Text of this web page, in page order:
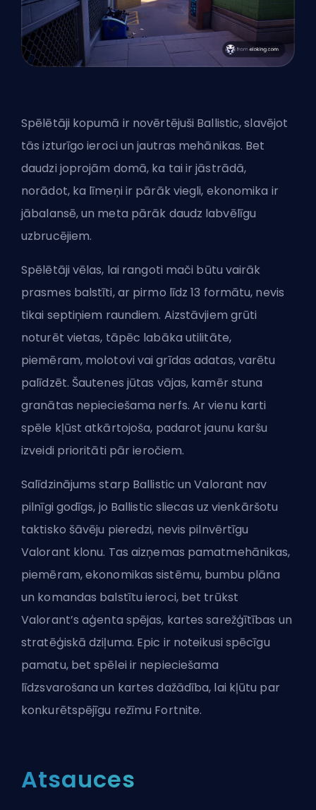
Spēlētāji kopumā ir novērtējuši Ballistic, slavējot
tās izturīgo ieroci un jautras mehānikas. Bet
daudzi joprojām domā, ka tai ir jāstrādā,
norādot, ka līmeņi ir pārāk viegli, ekonomika ir
jābalansē, un meta pārāk daudz labvēlīgu
uzbrucējiem.
Spēlētāji vēlas, lai rangoti mači būtu vairāk
prasmes balstīti, ar pirmo līdz 13 formātu, nevis
tikai septiņiem raundiem. Aizstāvjiem grūti
noturēt vietas, tāpēc labāka utilitāte,
piemēram, molotovi vai grīdas adatas, varētu
palīdzēt. Šautenes jūtas vājas, kamēr stuna
granātas nepieciešama nerfs. Ar vienu karti
spēle kļūst atkārtojoša, padarot jaunu karšu
izveidi prioritāti pār ieročiem.
Salīdzinājums starp Ballistic un Valorant nav
pilnīgi godīgs, jo Ballistic sliecas uz vienkāršotu
taktisko šāvēju pieredzi, nevis pilnvērtīgu
Valorant klonu. Tas aizņemas pamatmehānikas,
piemēram, ekonomikas sistēmu, bumbu plāna
un komandas balstītu ieroci, bet trūkst
Valorant’saģenta spējas, kartes sarežģītības un
stratēģiskā dziļuma. Epic ir noteikusi spēcīgu
pamatu, bet spēlei ir nepieciešama
līdzsvarošana un kartes dažādība, lai kļūtu par
konkurētspējīgu režīmu Fortnite.
Atsauces